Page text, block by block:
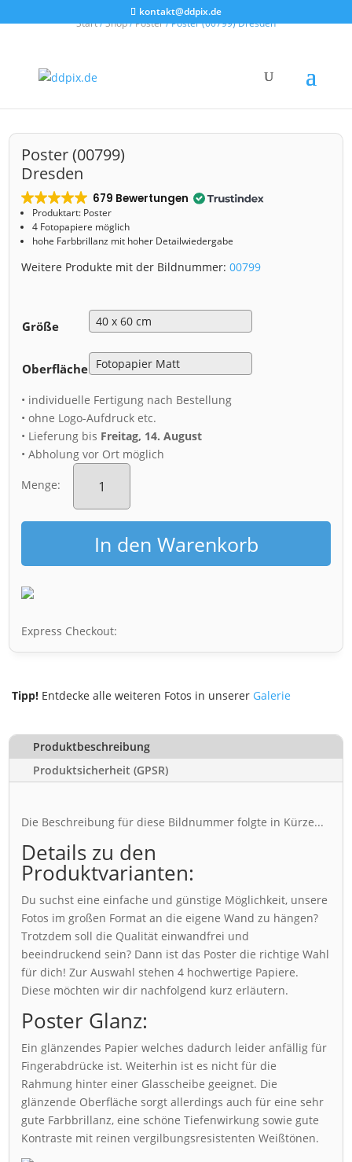
kontakt@ddpix.de
Start/Shop/Poster/ Poster (00799) Dresden
Poster (00799)
Dresden
679 Bewertungen
Produktart: Poster
4 Fotopapiere möglich
hohe Farbbrillanz mit hoher Detailwiedergabe
Weitere Produkte mit der Bildnummer:00799
Größe
Oberfläche
• individuelle Fertigung nach Bestellung
• ohne Logo-Aufdruck etc.
• Lieferung bis Freitag, 14. August
• Abholung vor Ort möglich
Menge:
Poster
(00799)
Menge
In den Warenkorb
Express Checkout:
Tipp! Entdecke alle weiteren Fotos in unserer Galerie
Produktbeschreibung
Produktsicherheit (GPSR)
Die Beschreibung für diese Bildnummer folgte in Kürze...
Details zu den
Produktvarianten:
Du suchst eine einfache und günstige Möglichkeit, unsere
Fotos im großen Format an die eigene Wand zu hängen?
Trotzdem soll die Qualität einwandfrei und
beeindruckend sein? Dann ist das Poster die richtige Wahl
für dich! Zur Auswahl stehen 4 hochwertige Papiere.
Diese möchten wir dir nachfolgend kurz erläutern.
Poster Glanz:
Ein glänzendes Papier welches dadurch leider anfällig für
Fingerabdrücke ist. Weiterhin ist es nicht für die
Rahmung hinter einer Glasscheibe geeignet. Die
glänzende Oberfläche sorgt allerdings auch für eine sehr
gute Farbbrillanz, eine schöne Tiefenwirkung sowie gute
Kontraste mit reinen vergilbungsresistenten Weißtönen.